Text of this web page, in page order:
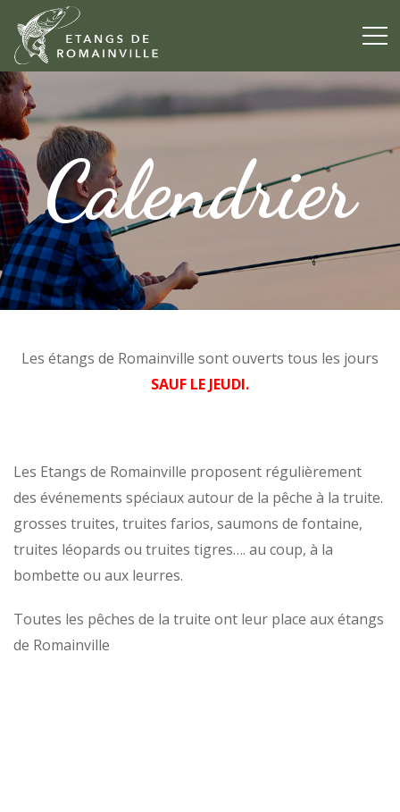
Calendrier
Les étangs de Romainville sont ouverts tous les jours
SAUF LE JEUDI.
Les Etangs de Romainville proposent régulièrement
des événements spéciaux autour de la pêche à la truite.
grosses truites, truites farios, saumons de fontaine,
truites léopards ou truites tigres…. au coup, à la
bombette ou aux leurres.
Toutes les pêches de la truite ont leur place aux étangs
de Romainville